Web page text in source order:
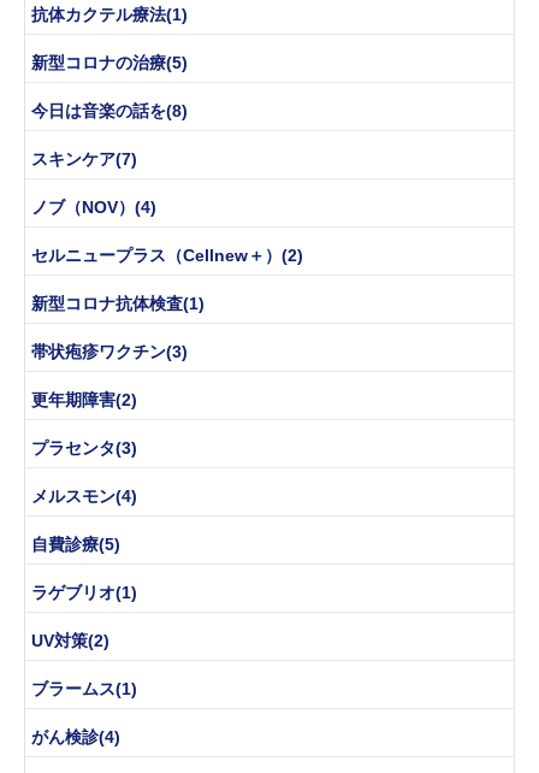
抗体カクテル療法(1)
新型コロナの治療(5)
今日は音楽の話を(8)
スキンケア(7)
ノブ（NOV）(4)
セルニュープラス（Cellnew＋）(2)
新型コロナ抗体検査(1)
帯状疱疹ワクチン(3)
更年期障害(2)
プラセンタ(3)
メルスモン(4)
自費診療(5)
ラゲブリオ(1)
UV対策(2)
ブラームス(1)
がん検診(4)